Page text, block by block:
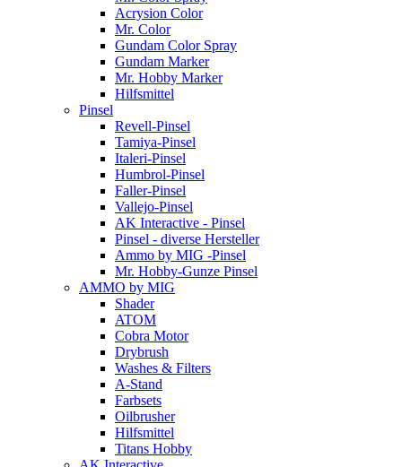
Acrysion Color
Mr. Color
Gundam Color Spray
Gundam Marker
Mr. Hobby Marker
Hilfsmittel
Pinsel
Revell-Pinsel
Tamiya-Pinsel
Italeri-Pinsel
Humbrol-Pinsel
Faller-Pinsel
Vallejo-Pinsel
AK Interactive - Pinsel
Pinsel - diverse Hersteller
Ammo by MIG -Pinsel
Mr. Hobby-Gunze Pinsel
AMMO by MIG
Shader
ATOM
Cobra Motor
Drybrush
Washes & Filters
A-Stand
Farbsets
Oilbrusher
Hilfsmittel
Titans Hobby